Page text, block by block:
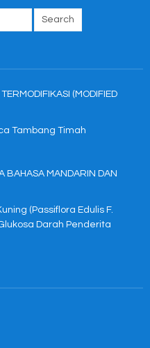
(MODIFIED
Tambang Timah
BAHASA MANDARIN DAN
(Passiflora Edulis F.
Darah Penderita